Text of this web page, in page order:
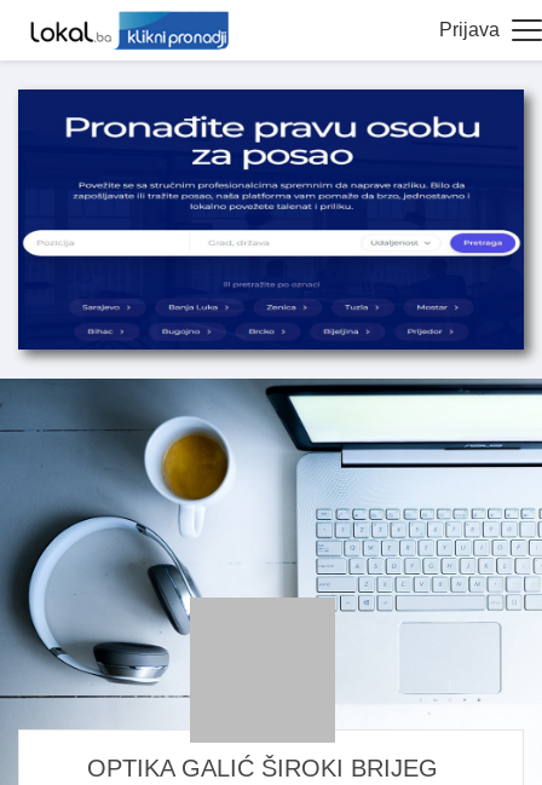
Prijava
OPTIKA GALIĆ ŠIROKI BRIJEG